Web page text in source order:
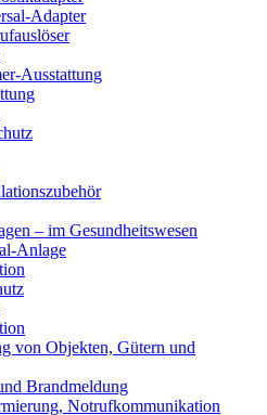
Adapter
Ausstattung
– im Gesundheitswesen
Anlage
von Objekten, Gütern und
Brandmeldung
Notrufkommunikation